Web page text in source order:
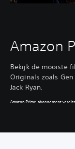
Amazon
Bekijk de mooiste
Originals zoals
Jack Ryan.
Amazon Prime-abonnement